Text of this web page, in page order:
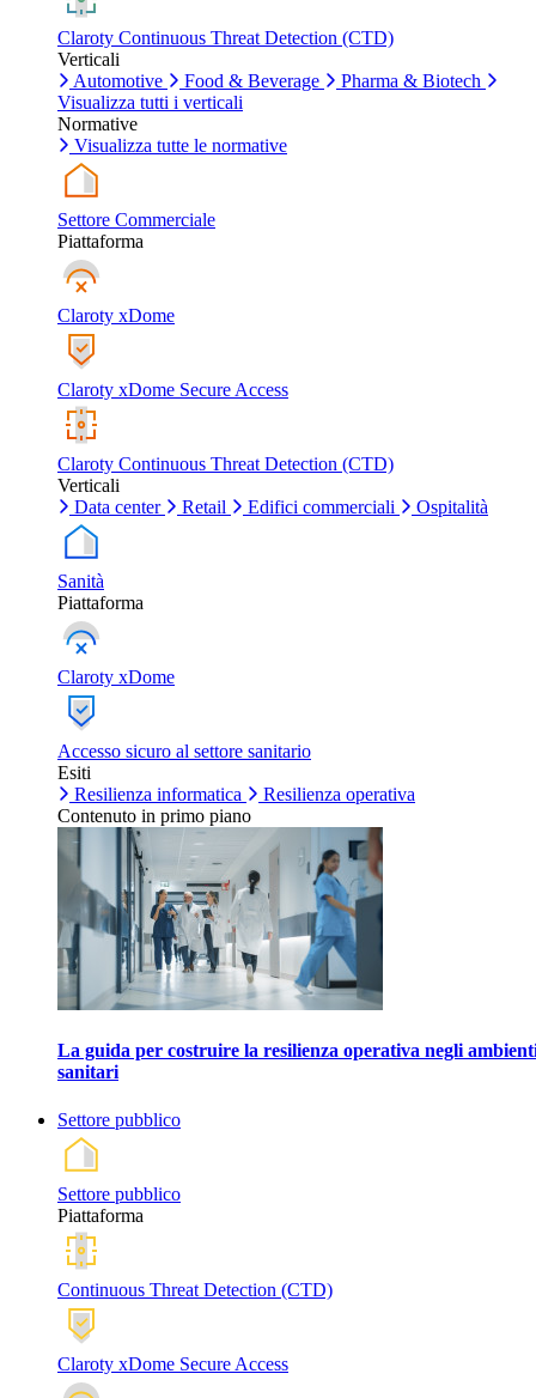
Claroty Continuous Threat Detection (CTD)
Verticali
Automotive
Food & Beverage
Pharma & Biotech
Visualizza tutti i verticali
Normative
Visualizza tutte le normative
Settore Commerciale
Piattaforma
Claroty xDome
Claroty xDome Secure Access
Claroty Continuous Threat Detection (CTD)
Verticali
Data center
Retail Edifici commerciali Ospitalità
Sanità
Piattaforma
Claroty xDome
Accesso sicuro al settore sanitario
Esiti
Resilienza informatica
Resilienza operativa
Contenuto in primo piano
La guida per costruire la resilienza operativa negli
sanitari
Settore pubblico
Settore pubblico
Piattaforma
Continuous Threat Detection (CTD)
Claroty xDome Secure Access